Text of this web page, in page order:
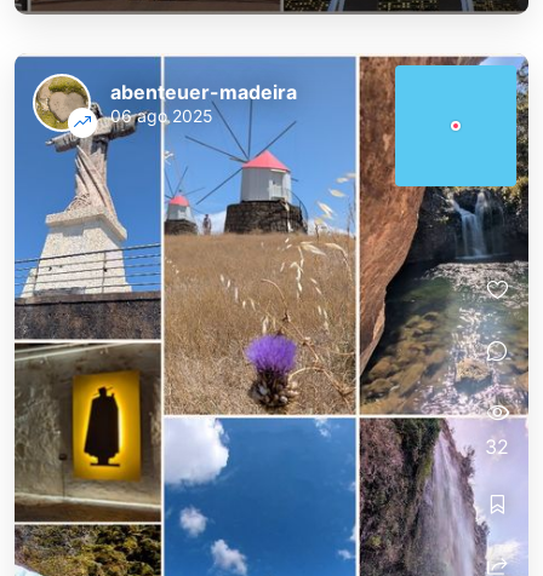
abenteuer-madeira
06 ago 2025
32